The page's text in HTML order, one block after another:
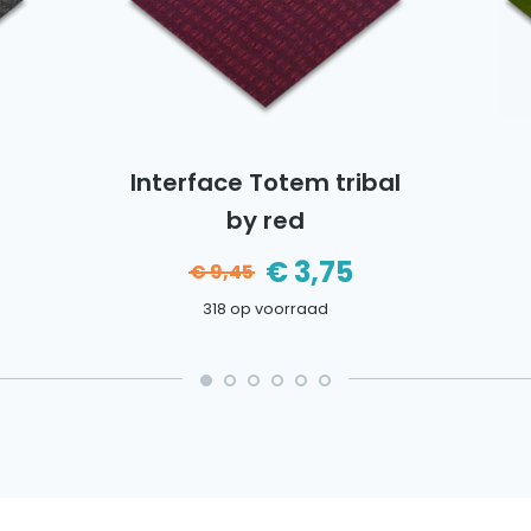
Interface Totem tribal
by red
€9,45
Oorspronkelijke
was:
€3,75
Huidige
is:
318 op voorraad